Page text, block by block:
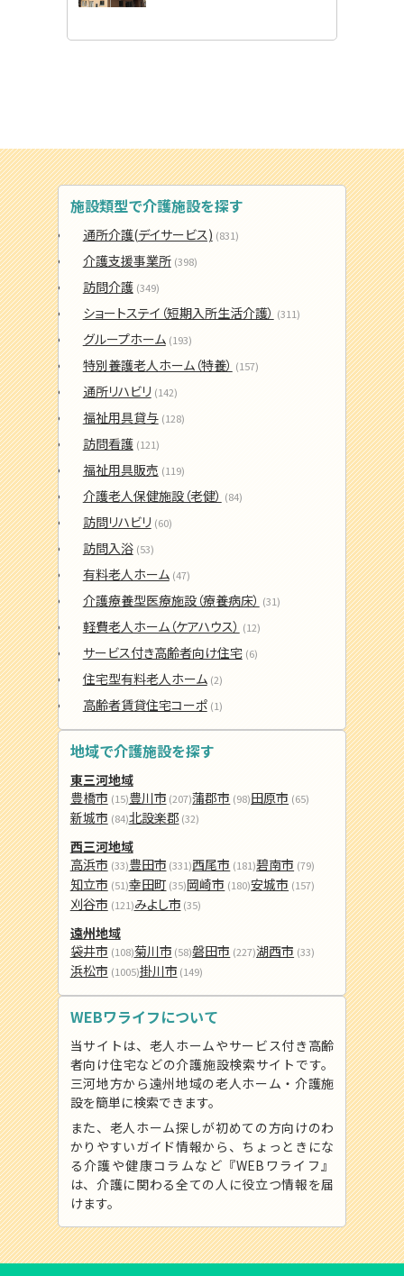
施設類型で介護施設を探す
通所介護(デイサービス) (831)
介護支援事業所 (398)
訪問介護 (349)
ショートステイ（短期入所生活介護） (311)
グループホーム (193)
特別養護老人ホーム（特養） (157)
通所リハビリ (142)
福祉用具貸与 (128)
訪問看護 (121)
福祉用具販売 (119)
介護老人保健施設（老健） (84)
訪問リハビリ (60)
訪問入浴 (53)
有料老人ホーム (47)
介護療養型医療施設（療養病床） (31)
軽費老人ホーム（ケアハウス） (12)
サービス付き高齢者向け住宅 (6)
住宅型有料老人ホーム (2)
高齢者賃貸住宅コーポ (1)
地域で介護施設を探す
東三河地域
豊橋市 (15)豊川市 (207)蒲郡市 (98)田原市 (65)
新城市 (84)北設楽郡 (32)
西三河地域
高浜市 (33)豊田市 (331)西尾市 (181)碧南市 (79)
知立市 (51)幸田町 (35)岡崎市 (180)安城市 (157)
刈谷市 (121)みよし市 (35)
遠州地域
袋井市 (108)菊川市 (58)磐田市 (227)湖西市 (33)
浜松市 (1005)掛川市 (149)
WEBワライフについて
当サイトは、老人ホームやサービス付き高齢
者向け住宅などの介護施設検索サイトです。
三河地方から遠州地域の老人ホーム・介護施
設を簡単に検索できます。
また、老人ホーム探しが初めての方向けのわ
かりやすいガイド情報から、ちょっときにな
る介護や健康コラムなど『WEBワライフ』
は、介護に関わる全ての人に役立つ情報を届
けます。